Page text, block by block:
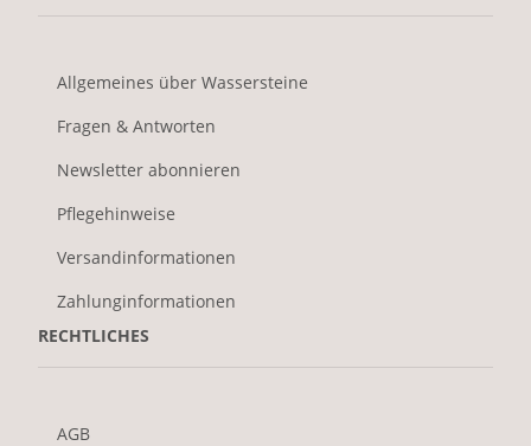
Allgemeines über Wassersteine
Fragen & Antworten
Newsletter abonnieren
Pflegehinweise
Versandinformationen
Zahlunginformationen
RECHTLICHES
AGB